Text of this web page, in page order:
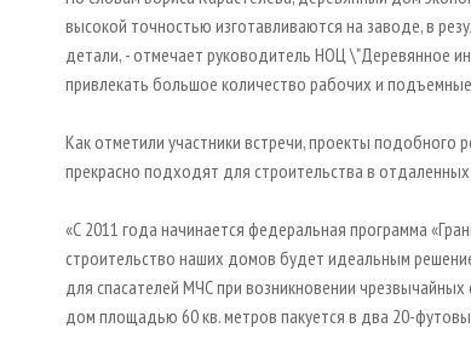
высокой точностью изготавливаются на заводе, в
детали, - отмечает руководитель НОЦ \"Деревянное
привлекать большое количество рабочих и
Как отметили участники встречи, проекты подобного
прекрасно подходят для строительства в
«С 2011 года начинается федеральная программа
строительство наших домов будет идеальным
для спасателей МЧС при возникновении
дом площадью 60 кв. метров пакуется в два 20-